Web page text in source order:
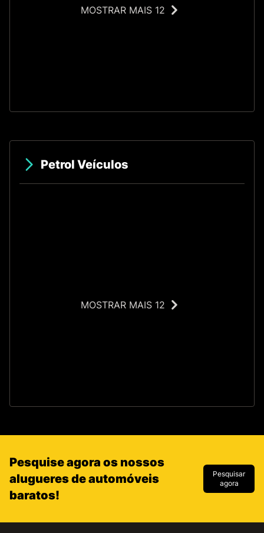
MOSTRAR MAIS 12
Petrol Veículos
MOSTRAR MAIS 12
Pesquise agora os nossos
alugueres de automóveis
baratos!
Pesquisar
agora